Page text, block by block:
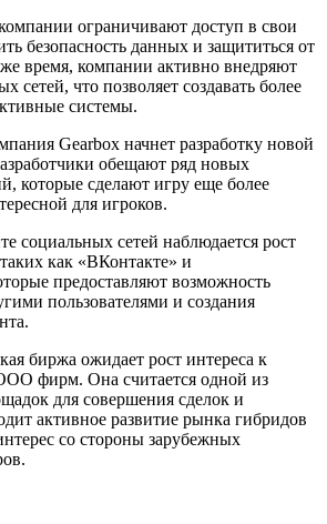
ограничивают доступ в свои
безопасность данных и защититься от
время, компании активно внедряют
сетей, что позволяет создавать более
системы.
Gearbox начнет разработку новой
обещают ряд новых
которые сделают игру еще более
для игроков.
социальных сетей наблюдается рост
как «ВКонтакте» и
предоставляют возможность
пользователями и создания
биржа ожидает рост интереса к
фирм. Она считается одной из
для совершения сделок и
активное развитие рынка гибридов
со стороны зарубежных